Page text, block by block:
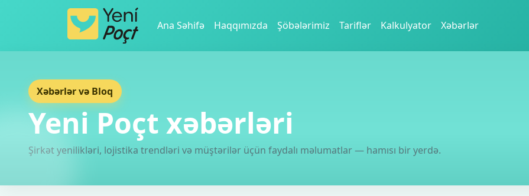
Ana Səhifə Haqqımızda Şöbələrimiz Tariflər Kalkulyator Xəbərlər
Xəbərlər və Bloq
Yeni Poçt xəbərləri
Şirkət yenilikləri, lojistika trendləri və müştərilər üçün faydalı məlumatlar — hamısı bir yerdə.